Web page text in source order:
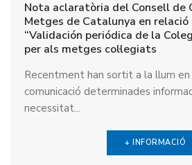
Nota aclaratòria del Consell de
Metges de Catalunya en relació
“Validación periódica de la
per als metges col·legiats
Recentment han sortit a la llum
comunicació determinades
necessitat...
+ INFORMACIÓ